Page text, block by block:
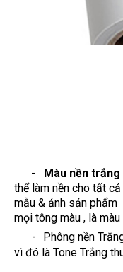
- Màu nền trắng
thể làm nền cho tất
mẫu & ảnh sản phẩm
mọi tông màu , là
-
Phông nền
vì đó là Tone Trắng